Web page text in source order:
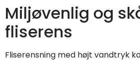
Miljøvenlig og
fliserens
Fliserensning med højt vandtryk